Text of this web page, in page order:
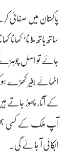
پاکستان میں صفائی
ساتھ ہاتھ ملانا‘
جائے تو اصل چوہڑے
اٹھائے بغیر کھڑے
کے آثار چھوڑ جاتے
آپ ملک کے کسی بھی
ابکائی آ جائے گی۔